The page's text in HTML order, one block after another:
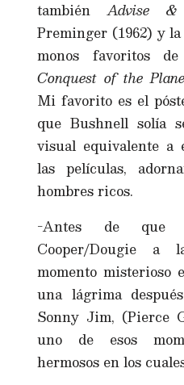
tambiénAdvise &
Preminger (1962) y
monos favoritos
Conquest of the
Mi favorito es el
que Bushnell solía
visual equivalente a
las películas,
hombres ricos.
-Antes de que
Cooper/Dougie
momento misterioso
una lágrima
Sonny Jim, (Pierce
uno de esos
hermosos en los